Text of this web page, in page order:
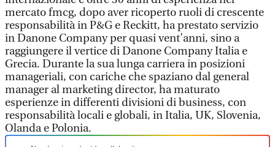
mercato fmcg, dopo aver ricoperto ruoli di crescente
responsabilità in P&G e Reckitt, ha prestato servizio
in Danone Company per quasi vent’anni, sino a
raggiungere il vertice di Danone Company Italia e
Grecia. Durante la sua lunga carriera in posizioni
manageriali, con cariche che spaziano dal general
manager al marketing director, ha maturato
esperienze in differenti divisioni di business, con
responsabilità locali e globali, in Italia, UK, Slovenia,
Olanda e Polonia.